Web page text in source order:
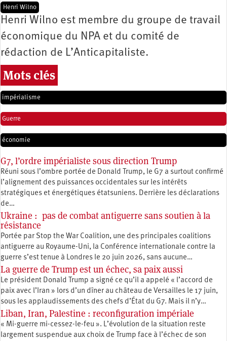
Henri Wilno
Henri Wilno est membre du groupe de travail
économique du NPA et du comité de
rédaction de L’Anticapitaliste.
Mots clés
impérialisme
Guerre
économie
G7, l’ordre impérialiste sous direction Trump
Réuni sous l’ombre portée de Donald Trump, le G7 a surtout confirmé
l’alignement des puissances occidentales sur les intérêts
stratégiques et énergétiques étatsuniens. Derrière les déclarations
de…
Ukraine : pas de combat antiguerre sans soutien à la
résistance
Portée par Stop the War Coalition, une des principales coalitions
antiguerre au Royaume-Uni, la Conférence internationale contre la
guerre s’est tenue à Londres le 20 juin 2026, sans aucune…
La guerre de Trump est un échec, sa paix aussi
Le président Donald Trump a signé ce qu’il a appelé « l’accord de
paix avec l’Iran » lors d’un dîner au château de Versailles le 17 juin,
sous les applaudissements des chefs d’État du G7. Mais il n’y…
Liban, Iran, Palestine : reconfiguration impériale
« Mi-guerre mi-cessez-le-feu ». L’évolution de la situation reste
largement suspendue aux choix de Trump face à l’échec de son